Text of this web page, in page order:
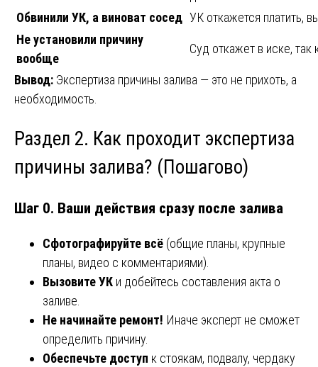
Обвинили УК, а виноват сосед УК откажется платить,
Не установили причину
вообще
Суд откажет в иске, так
Вывод: Экспертиза причины залива — это не прихоть, а
необходимость.
Раздел 2. Как проходит экспертиза
причины залива? (Пошагово)
Шаг 0. Ваши действия сразу после залива
Сфотографируйте всё (общие планы, крупные
планы, видео с комментариями).
Вызовите УК и добейтесь составления акта о
заливе.
Не начинайте ремонт! Иначе эксперт не сможет
определить причину.
Обеспечьте доступ к стоякам, подвалу, чердаку